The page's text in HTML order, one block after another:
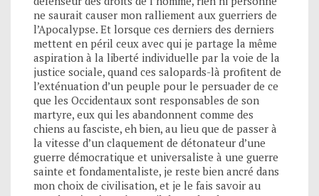
ne saurait causer mon ralliement aux guerriers de
l’Apocalypse. Et lorsque ces derniers des derniers
mettent en péril ceux avec qui je partage la même
aspiration à la liberté individuelle par la voie de la
justice sociale, quand ces salopards-là profitent de
l’exténuation d’un peuple pour le persuader de ce
que les Occidentaux sont responsables de son
martyre, eux qui les abandonnent comme des
chiens au fasciste, eh bien, au lieu que de passer à
la vitesse d’un claquement de détonateur d’une
guerre démocratique et universaliste à une guerre
sainte et fondamentaliste, je reste bien ancré dans
mon choix de civilisation, et je le fais savoir au